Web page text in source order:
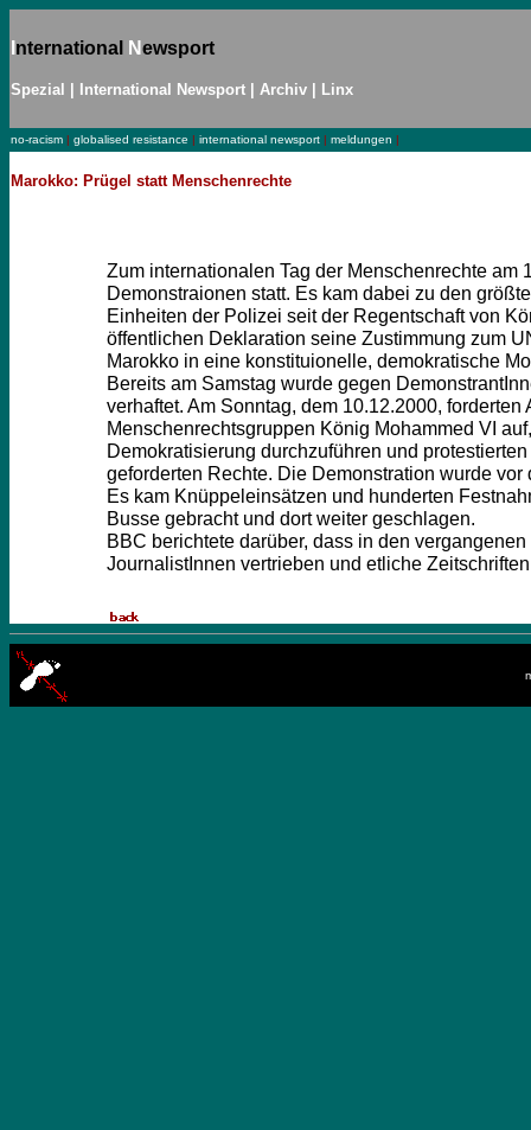
nternational Newsport
Spezial International Newsport Archiv Linx
no-racism | globalised resistance | international newsport | meldungen |
Marokko: Prügel statt Menschenrechte
Zum internationalen Tag der Menschenrechte am
Demonstraionen statt. Es kam dabei zu den
Einheiten der Polizei seit der Regentschaft von
öffentlichen Deklaration seine Zustimmung zum
Marokko in eine konstituionelle, demokratische
Bereits am Samstag wurde gegen
verhaftet. Am Sonntag, dem 10.12.2000,
Menschenrechtsgruppen König Mohammed VI
Demokratisierung durchzuführen und
geforderten Rechte. Die Demonstration wurde
Es kam Knüppeleinsätzen und hunderten
Busse gebracht und dort weiter geschlagen.
BBC berichtete darüber, dass in den
JournalistInnen vertrieben und etliche